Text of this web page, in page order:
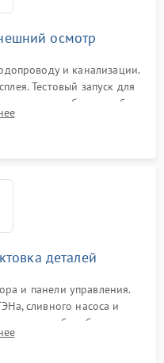
осмотр
и канализации.
Тестовый запуск для
или сбоев в работе
управления.
деталей
и панели управления.
сливного насоса и
барабана и
люка на разрывы.